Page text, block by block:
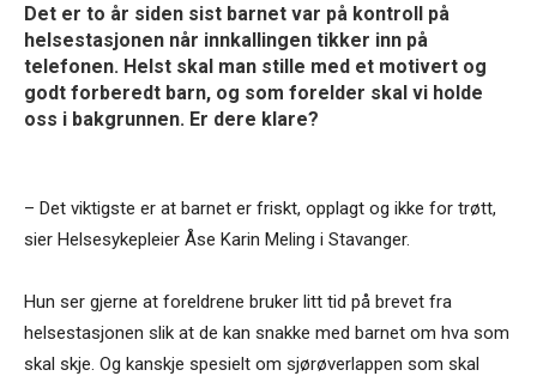
Det er to år siden sist barnet var på kontroll på
helsestasjonen når innkallingen tikker inn på
telefonen. Helst skal man stille med et motivert og
godt forberedt barn, og som forelder skal vi holde
oss i bakgrunnen. Er dere klare?
– Det viktigste er at barnet er friskt, opplagt og ikke for trøtt,
sier Helsesykepleier Åse Karin Meling i Stavanger.
Hun ser gjerne at foreldrene bruker litt tid på brevet fra
helsestasjonen slik at de kan snakke med barnet om hva som
skal skje. Og kanskje spesielt om sjørøverlappen som skal